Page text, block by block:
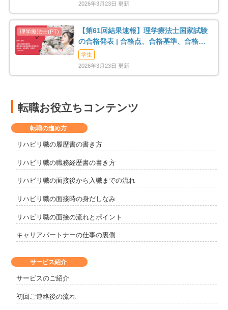
2026年3月23日 更新
【第61回結果速報】理学療法士国家試験
の合格発表 | 合格点、合格基準、合格率
（2026年）
学生
2026年3月23日 更新
転職お役立ちコンテンツ
サービス紹介
サービスのご紹介
初回ご連絡後の流れ
転職の進め方
リハビリ職の履歴書の書き方
リハビリ職の職務経歴書の書き方
リハビリ職の面接後から入職までの流れ
リハビリ職の面接時の身だしなみ
リハビリ職の面接の流れとポイント
キャリアパートナーの仕事の裏側